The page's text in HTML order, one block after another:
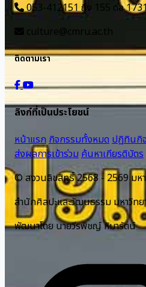
053-412151 ถึง 155 ต่อ
culture@cmru.ac.th
ติดตามเรา
ลิงก์ที่เป็นประโยชน์
หน้าแรกกิจกรรมทั้งหมดปฏิทินกิ
ส่งผลการเข้าร่วมค้นหาเกียรติบัตร
© สงวนลิขสิทธิ์ 2568 - 2569 มหา
สำนักศิลปะและวัฒนธรรม มหาวิทย
พัฒนาโดย นายวีรพิชญ์ หิมารัตน์